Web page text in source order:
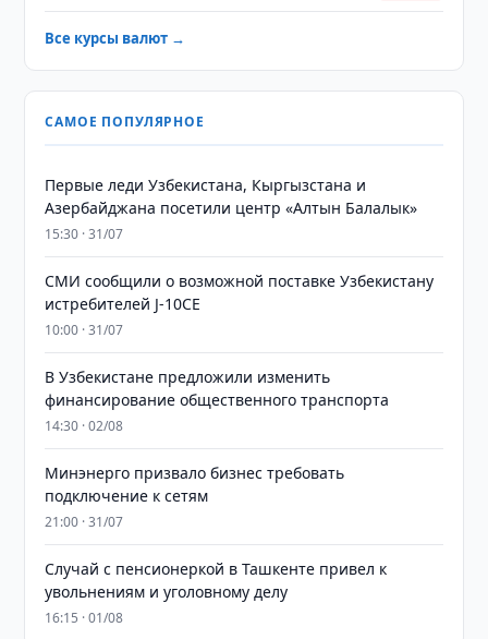
Все курсы валют →
САМОЕ ПОПУЛЯРНОЕ
Первые леди Узбекистана, Кыргызстана и
Азербайджана посетили центр «Алтын Балалык»
15:30 · 31/07
СМИ сообщили о возможной поставке Узбекистану
истребителей J-10CE
10:00 · 31/07
В Узбекистане предложили изменить
финансирование общественного транспорта
14:30 · 02/08
Минэнерго призвало бизнес требовать
подключение к сетям
21:00 · 31/07
Случай с пенсионеркой в Ташкенте привел к
увольнениям и уголовному делу
16:15 · 01/08